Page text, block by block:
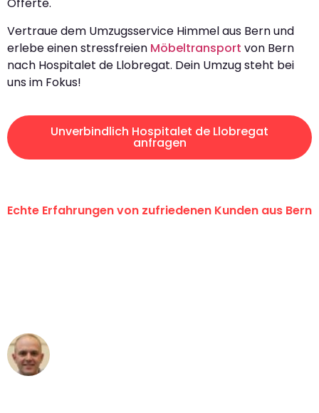
Offerte.
Vertraue dem Umzugsservice Himmel aus Bern und
erlebe einen stressfreien Möbeltransport von Bern
nach Hospitalet de Llobregat. Dein Umzug steht bei
uns im Fokus!
Unverbindlich Hospitalet de Llobregat
anfragen
Echte Erfahrungen von zufriedenen Kunden aus Bern